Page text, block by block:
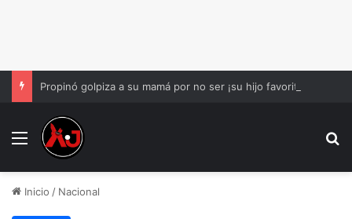
Propinó golpiza a su mamá por no ser ¡su hijo favorito!
Menu
Inicio / Nacional